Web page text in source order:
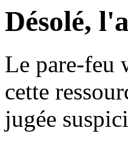
Désolé,
Le pare-feu
cette
jugée